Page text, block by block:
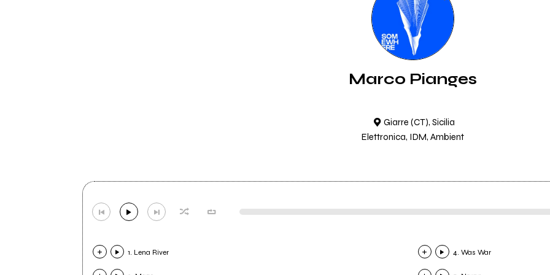
Marco Pianges
Giarre (CT), Sicilia
Elettronica, IDM, Ambient
1. Lena River 4. Was War